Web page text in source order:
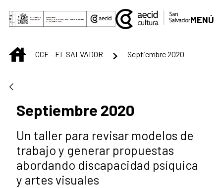
Saltar al contenido principal
MENÚ
INICIOCCE - EL SALVADOR Septiembre 2020
Septiembre 2020
Un taller para revisar modelos de
trabajo y generar propuestas
abordando discapacidad psíquica
y artes visuales